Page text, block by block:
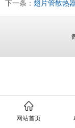
下一条： 翅片管散热
网站首页